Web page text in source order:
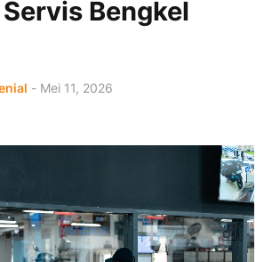
Bengkel
- Mei 11, 2026